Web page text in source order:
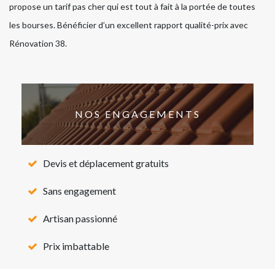
propose un tarif pas cher qui est tout à fait à la portée de toutes
les bourses. Bénéficier d’un excellent rapport qualité-prix avec
Rénovation 38.
NOS ENGAGEMENTS
Devis et déplacement gratuits
Sans engagement
Artisan passionné
Prix imbattable